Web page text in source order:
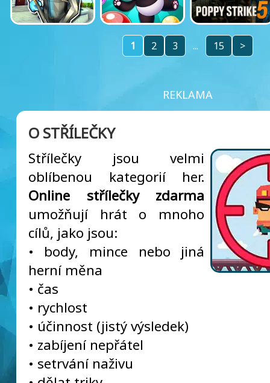
1 2 3 ... 15 >
REKLAMA
O STŘÍLEČKY
Střílečky jsou velmi
oblíbenou kategorií her.
Online střílečky zdarma
umožňují hrát o mnoho
cílů, jako jsou:
• body, mince nebo jiná
herní měna
• čas
• rychlost
• účinnost (jistý výsledek)
• zabíjení nepřátel
• setrvání naživu